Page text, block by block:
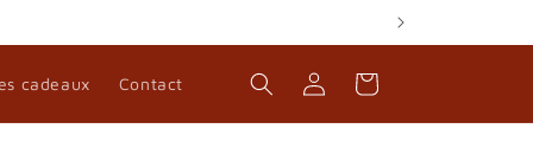
cadeaux Contact ConnexionPanier